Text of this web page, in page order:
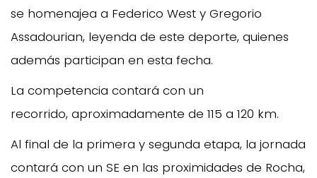
se homenajea a Federico West y Gregorio
Assadourian, leyenda de este deporte, quienes
además participan en esta fecha.
La competencia contará con un
recorrido, aproximadamente de 115 a 120 km.
Al final de la primera y segunda etapa, la jornada
contará con un SE en las proximidades de Rocha,